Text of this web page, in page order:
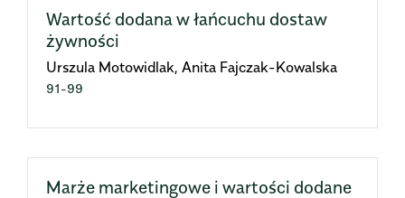
Wartość dodana w łańcuchu dostaw
żywności
Urszula Motowidlak, Anita Fajczak-Kowalska
91-99
Marże marketingowe i wartości dodane